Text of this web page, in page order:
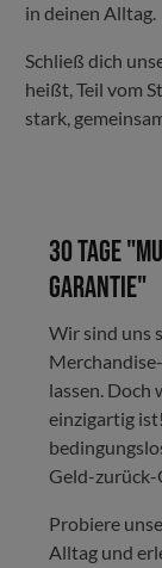
in deinen Alltag.
Schließ dich
heißt, Teil vom
stark,
30 Tage
Garantie"
Wir sind uns
lassen. Doch
einzigartig
Geld-zurück-
Probiere
Alltag und